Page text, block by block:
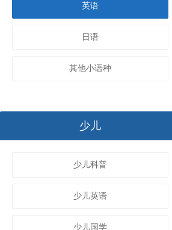
英语
日语
其他小语种
少儿
少儿科普
少儿英语
少儿国学